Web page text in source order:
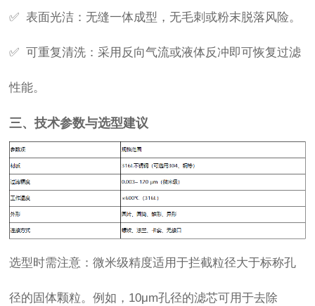
✅ 表面光洁：无缝一体成型，无毛刺或粉末脱落风险。
✅ 可重复清洗：采用反向气流或液体反冲即可恢复过滤
性能。
三、技术参数与选型建议
选型时需注意：微米级精度适用于拦截粒径大于标称孔
径的固体颗粒。例如，10μm孔径的滤芯可用于去除